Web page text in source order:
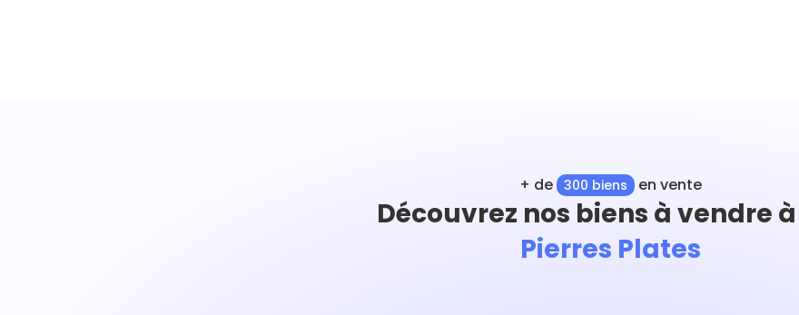
+ de 300 biens en vente
Découvrez nos biens à vendre à
Pierres Plates